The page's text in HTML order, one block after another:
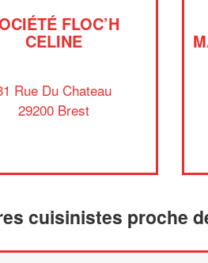
FLOC’H
CELINE
Rue Du Chateau
29200 Brest
cuisinistes proche